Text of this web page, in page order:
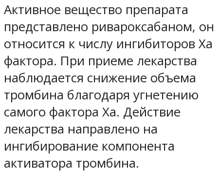
Активное вещество препарата
представлено ривароксабаном, он
относится к числу ингибиторов Ха
фактора. При приеме лекарства
наблюдается снижение объема
тромбина благодаря угнетению
самого фактора Ха. Действие
лекарства направлено на
ингибирование компонента
активатора тромбина.